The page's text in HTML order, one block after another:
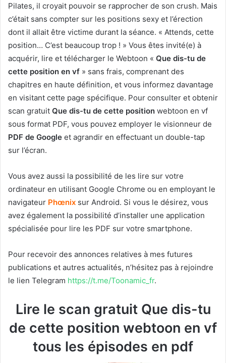
Pilates, il croyait pouvoir se rapprocher de son crush. Mais
c’était sans compter sur les positions sexy et l’érection
dont il allait être victime durant la séance. « Attends, cette
position… C’est beaucoup trop ! » Vous êtes invité(e) à
acquérir, lire et télécharger le Webtoon « Que dis-tu de
cette position en vf » sans frais, comprenant des
chapitres en haute définition, et vous informez davantage
en visitant cette page spécifique. Pour consulter et obtenir
scan gratuit Que dis-tu de cette position webtoon en vf
sous format PDF, vous pouvez employer le visionneur de
PDF de Google et agrandir en effectuant un double-tap
sur l’écran.
Vous avez aussi la possibilité de les lire sur votre
ordinateur en utilisant Google Chrome ou en employant le
navigateur Phœnix sur Android. Si vous le désirez, vous
avez également la possibilité d’installer une application
spécialisée pour lire les PDF sur votre smartphone.
Pour recevoir des annonces relatives à mes futures
publications et autres actualités, n’hésitez pas à rejoindre
le lien Telegram https://t.me/Toonamic_fr.
Lire le scan gratuit Que dis-tu
de cette position webtoon en vf
tous les épisodes en pdf